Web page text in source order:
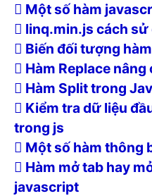
Một số hàm
linq.min.js cách sử
Biến đối tượng
Hàm Replace
Hàm Split trong
Kiểm tra dữ liệu
trong js
Một số hàm thông
Hàm mở tab hay
javascript